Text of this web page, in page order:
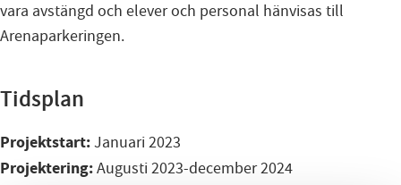
vara avstängd och elever och personal hänvisas till
Arenaparkeringen.
Tidsplan
Projektstart:Januari 2023
Projektering:Augusti 2023-december 2024